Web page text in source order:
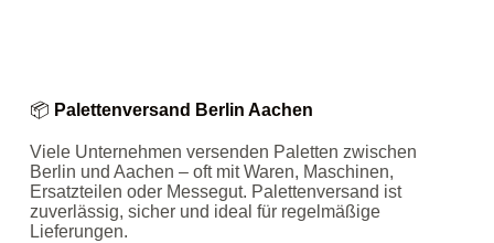
📦 Palettenversand Berlin Aachen
Viele Unternehmen versenden Paletten zwischen
Berlin und Aachen – oft mit Waren, Maschinen,
Ersatzteilen oder Messegut. Palettenversand ist
zuverlässig, sicher und ideal für regelmäßige
Lieferungen.